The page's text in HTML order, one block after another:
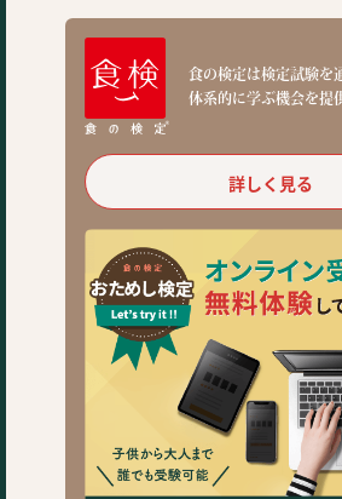
食の検定は検定試験を
体系的に学ぶ機会を提
詳しく見る